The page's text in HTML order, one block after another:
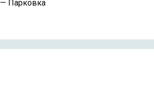
— Парковка